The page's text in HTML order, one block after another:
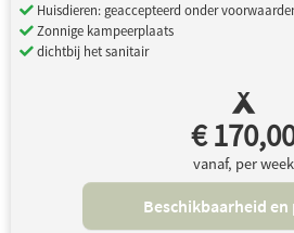
Huisdieren: geaccepteerd onder
Zonnige kampeerplaats
dichtbij het sanitair
€
vanaf, per week
Beschikbaarheid en